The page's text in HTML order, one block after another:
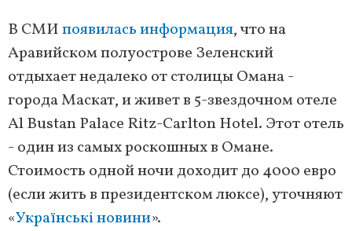
В СМИпоявилась информация, что на
Аравийском полуострове Зеленский
отдыхает недалеко от столицы Омана -
города Маскат, и живет в 5-звездочном отеле
Al Bustan Palace Ritz-Carlton Hotel. Этот отель
- один из самых роскошных в Омане.
Стоимость одной ночи доходит до 4000 евро
(если жить в президентском люксе), уточняют
«Українські новини».